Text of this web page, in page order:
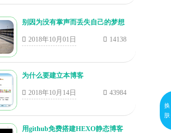
换
肤
别因为没有掌声而丢失自己的梦想
2018年10月01日 14138
为什么要建立本博客
2018年10月14日 43984
用github免费搭建HEXO静态博客